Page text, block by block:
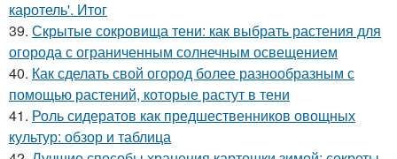
каротель'. Итог
39. Скрытые сокровища тени: как выбрать растения для
огорода с ограниченным солнечным освещением
40. Как сделать свой огород более разнообразным с
помощью растений, которые растут в тени
41. Роль сидератов как предшественников овощных
культур: обзор и таблица